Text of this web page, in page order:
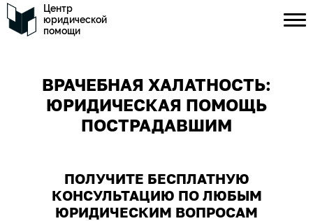
Центр
юридической
помощи
ВРАЧЕБНАЯ ХАЛАТНОСТЬ:
ЮРИДИЧЕСКАЯ ПОМОЩЬ
ПОСТРАДАВШИМ
ПОЛУЧИТЕ БЕСПЛАТНУЮ
КОНСУЛЬТАЦИЮ ПО ЛЮБЫМ
ЮРИДИЧЕСКИМ ВОПРОСАМ